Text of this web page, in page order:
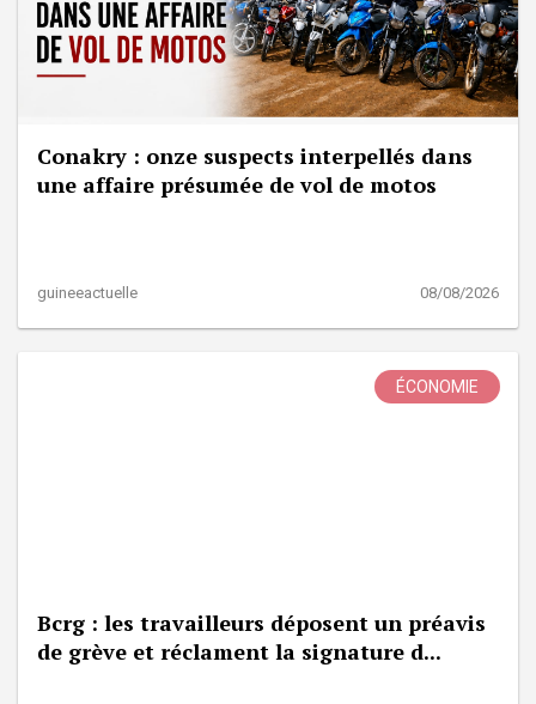
Conakry : onze suspects interpellés dans
une affaire présumée de vol de motos
guineeactuelle 08/08/2026
ÉCONOMIE
Bcrg : les travailleurs déposent un préavis
de grève et réclament la signature d...